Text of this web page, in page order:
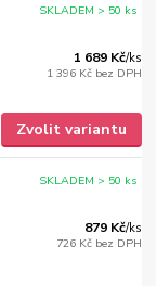
1 689 Kč/ks
1 396 Kč bez DPH
SKLADEM > 50 ks
Zvolit variantu
879 Kč/ks
726 Kč bez DPH
SKLADEM > 50 ks